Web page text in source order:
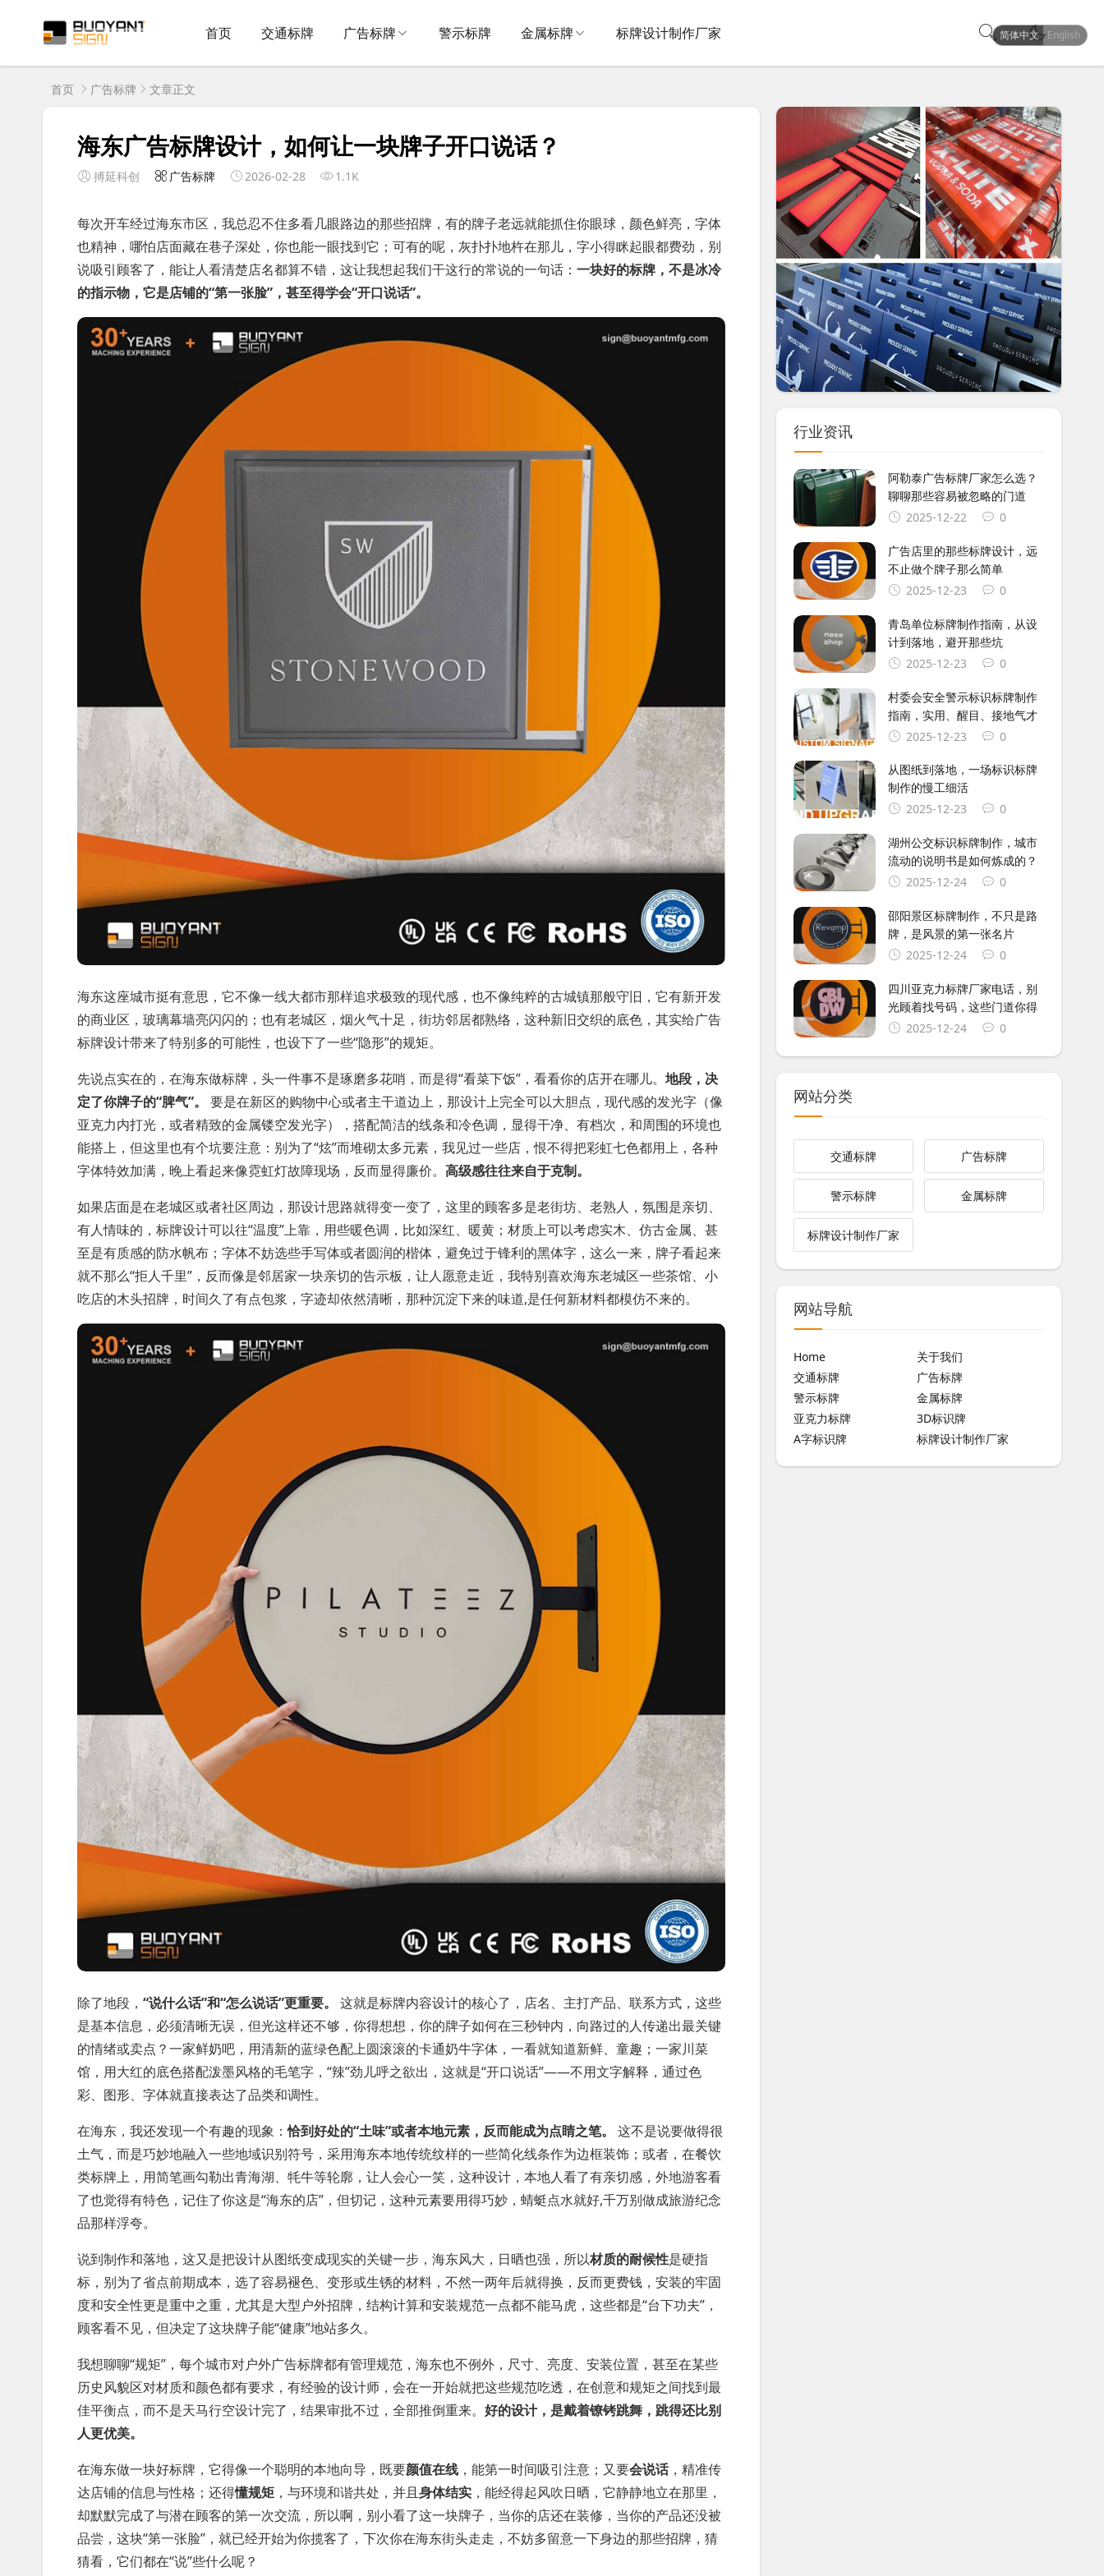
首页 交通标牌 广告标牌 警示标牌 金属标牌 标牌设计制作厂家
首页 广告标牌 文章正文
海东广告标牌设计，如何让一块牌子开口说话？
搏延科创 广告标牌 2026-02-28 1.1K
每次开车经过海东市区，我总忍不住多看几眼路边的那些招牌，有的牌子老远就能抓住你眼球，颜色鲜亮，字体
也精神，哪怕店面藏在巷子深处，你也能一眼找到它；可有的呢，灰扑扑地杵在那儿，字小得眯起眼都费劲，别
说吸引顾客了，能让人看清楚店名都算不错，这让我想起我们干这行的常说的一句话： 一块好的标牌，不是冰冷
的指示物，它是店铺的“第一张脸”，甚至得学会“开口说话”。
海东这座城市挺有意思，它不像一线大都市那样追求极致的现代感，也不像纯粹的古城镇那般守旧，它有新开发
的商业区，玻璃幕墙亮闪闪的；也有老城区，烟火气十足，街坊邻居都熟络，这种新旧交织的底色，其实给广告
标牌设计带来了特别多的可能性，也设下了一些“隐形”的规矩。
先说点实在的，在海东做标牌，头一件事不是琢磨多花哨，而是得“看菜下饭”，看看你的店开在哪儿。 地段，决
定了你牌子的“脾气”。
要是在新区的购物中心或者主干道边上，那设计上完全可以大胆点，现代感的发光字（像
亚克力内打光，或者精致的金属镂空发光字），搭配简洁的线条和冷色调，显得干净、有档次，和周围的环境也
能搭上，但这里也有个坑要注意：别为了“炫”而堆砌太多元素，我见过一些店，恨不得把彩虹七色都用上，各种
字体特效加满，晚上看起来像霓虹灯故障现场，反而显得廉价。 高级感往往来自于克制。
如果店面是在老城区或者社区周边，那设计思路就得变一变了，这里的顾客多是老街坊、老熟人，氛围是亲切、
有人情味的，标牌设计可以往“温度”上靠，用些暖色调，比如深红、暖黄；材质上可以考虑实木、仿古金属、甚
至是有质感的防水帆布；字体不妨选些手写体或者圆润的楷体，避免过于锋利的黑体字，这么一来，牌子看起来
就不那么“拒人千里”，反而像是邻居家一块亲切的告示板，让人愿意走近，我特别喜欢海东老城区一些茶馆、小
吃店的木头招牌，时间久了有点包浆，字迹却依然清晰，那种沉淀下来的味道,是任何新材料都模仿不来的。
除了地段， “说什么话”和“怎么说话”更重要。
这就是标牌内容设计的核心了，店名、主打产品、联系方式，这些
是基本信息，必须清晰无误，但光这样还不够，你得想想，你的牌子如何在三秒钟内，向路过的人传递出最关键
的情绪或卖点？一家鲜奶吧，用清新的蓝绿色配上圆滚滚的卡通奶牛字体，一看就知道新鲜、童趣；一家川菜
馆，用大红的底色搭配泼墨风格的毛笔字，“辣”劲儿呼之欲出，这就是“开口说话”——不用文字解释，通过色
彩、图形、字体就直接表达了品类和调性。
在海东，我还发现一个有趣的现象：恰到好处的“土味”或者本地元素，反而能成为点睛之笔。
这不是说要做得很
土气，而是巧妙地融入一些地域识别符号，采用海东本地传统纹样的一些简化线条作为边框装饰；或者，在餐饮
类标牌上，用简笔画勾勒出青海湖、牦牛等轮廓，让人会心一笑，这种设计，本地人看了有亲切感，外地游客看
了也觉得有特色，记住了你这是“海东的店”，但切记，这种元素要用得巧妙，蜻蜓点水就好,千万别做成旅游纪念
品那样浮夸。
说到制作和落地，这又是把设计从图纸变成现实的关键一步，海东风大，日晒也强，所以材质的耐候性是硬指
标，别为了省点前期成本，选了容易褪色、变形或生锈的材料，不然一两年后就得换，反而更费钱，安装的牢固
度和安全性更是重中之重，尤其是大型户外招牌，结构计算和安装规范一点都不能马虎，这些都是“台下功夫”，
顾客看不见，但决定了这块牌子能“健康”地站多久。
我想聊聊“规矩”，每个城市对户外广告标牌都有管理规范，海东也不例外，尺寸、亮度、安装位置，甚至在某些
历史风貌区对材质和颜色都有要求，有经验的设计师，会在一开始就把这些规范吃透，在创意和规矩之间找到最
佳平衡点，而不是天马行空设计完了，结果审批不过，全部推倒重来。 好的设计，是戴着镣铐跳舞，跳得还比别
人更优美。
在海东做一块好标牌，它得像一个聪明的本地向导，既要颜值在线 ，能第一时间吸引注意；又要会说话，精准传
达店铺的信息与性格；还得懂规矩 ，与环境和谐共处，并且身体结实 ，能经得起风吹日晒，它静静地立在那里，
却默默完成了与潜在顾客的第一次交流，所以啊，别小看了这一块牌子，当你的店还在装修，当你的产品还没被
品尝，这块“第一张脸”，就已经开始为你揽客了，下次你在海东街头走走，不妨多留意一下身边的那些招牌，猜
猜看，它们都在“说”些什么呢？
行业资讯
阿勒泰广告标牌厂家怎么选？
聊聊那些容易被忽略的门道
2025-12-22
0
广告店里的那些标牌设计，远
不止做个牌子那么简单
2025-12-23
0
青岛单位标牌制作指南，从设
计到落地，避开那些坑
2025-12-23
0
村委会安全警示标识标牌制作
指南，实用、醒目、接地气才
2025-12-23
0
从图纸到落地，一场标识标牌
制作的慢工细活
2025-12-23
0
湖州公交标识标牌制作，城市
流动的说明书是如何炼成的？
2025-12-24
0
邵阳景区标牌制作，不只是路
牌，是风景的第一张名片
2025-12-24
0
四川亚克力标牌厂家电话，别
光顾着找号码，这些门道你得
2025-12-24
0
网站分类
交通标牌 广告标牌
警示标牌 金属标牌
标牌设计制作厂家
网站导航
Home
关于我们
交通标牌
广告标牌
警示标牌
金属标牌
亚克力标牌
3D标识牌
A字标识牌
标牌设计制作厂家
简体中文 English